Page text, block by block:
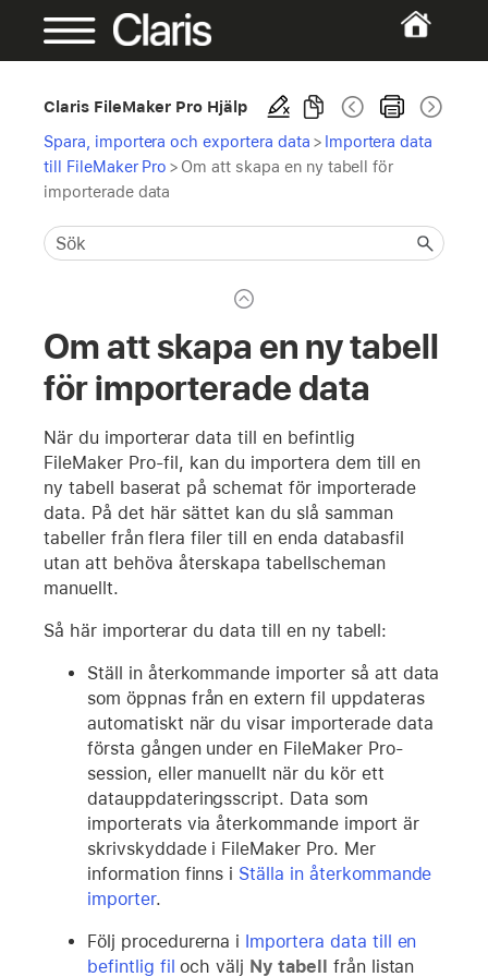
Claris FileMaker Pro Hjälp
Spara, importera och exportera data > Importera data
till FileMaker Pro > Om att skapa en ny tabell för
importerade data
Om att skapa en ny tabell
för importerade data
När du importerar data till en befintlig
FileMaker Pro-fil, kan du importera dem till en
ny tabell baserat på schemat för importerade
data. På det här sättet kan du slå samman
tabeller från flera filer till en enda databasfil
utan att behöva återskapa tabellscheman
manuellt.
Så här importerar du data till en ny tabell:
Ställ in återkommande importer så att data
som öppnas från en extern fil uppdateras
automatiskt när du visar importerade data
första gången under en FileMaker Pro-
session, eller manuellt när du kör ett
datauppdateringsscript. Data som
importerats via återkommande import är
skrivskyddade i FileMaker Pro. Mer
information finns i Ställa in återkommande
importer.
Följ procedurerna i Importera data till en
befintlig fil och välj Ny tabell från listan